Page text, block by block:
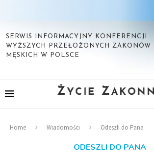
SERWIS INFORMACYJNY KONFERENCJI
WYŻSZYCH PRZEŁOŻONYCH ZAKONÓW
MĘSKICH W POLSCE
Home Wiadomości Odeszli do Pana
ODESZLI DO PANA